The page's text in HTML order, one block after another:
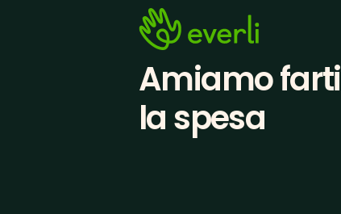
Amiamo farti
la spesa